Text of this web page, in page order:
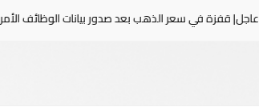
الذهب بعد صدور بيانات الوظائف الأمريكية